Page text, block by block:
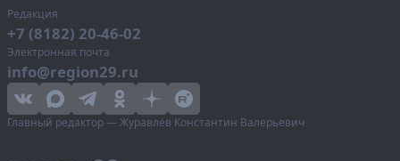
Редакция
+7 (8182) 20-46-02
Электронная почта
info@region29.ru
Главный редактор — Журавлёв Константин Валерьевич